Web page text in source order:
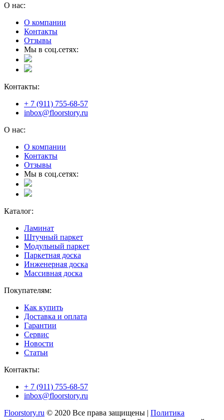
О нас:
О компании
Контакты
Отзывы
Мы в соц.сетях:
Контакты:
+ 7 (911) 755-68-57
inbox@floorstory.ru
О нас:
О компании
Контакты
Отзывы
Мы в соц.сетях:
Каталог:
Ламинат
Штучный паркет
Модульный паркет
Паркетная доска
Инженерная доска
Массивная доска
Покупателям:
Как купить
Доставка и оплата
Гарантии
Сервис
Новости
Статьи
Контакты:
+ 7 (911) 755-68-57
inbox@floorstory.ru
Floorstory.ru © 2020 Все права защищены | Политика